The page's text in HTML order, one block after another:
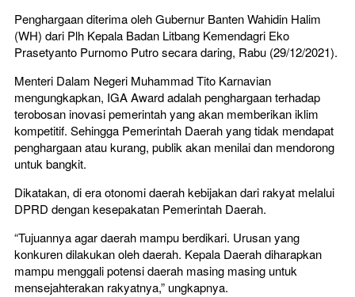
Penghargaan diterima oleh Gubernur Banten Wahidin Halim
(WH) dari Plh Kepala Badan Litbang Kemendagri Eko
Prasetyanto Purnomo Putro secara daring, Rabu (29/12/2021).
Menteri Dalam Negeri Muhammad Tito Karnavian
mengungkapkan, IGA Award adalah penghargaan terhadap
terobosan inovasi pemerintah yang akan memberikan iklim
kompetitif. Sehingga Pemerintah Daerah yang tidak mendapat
penghargaan atau kurang, publik akan menilai dan mendorong
untuk bangkit.
Dikatakan, di era otonomi daerah kebijakan dari rakyat melalui
DPRD dengan kesepakatan Pemerintah Daerah.
“Tujuannya agar daerah mampu berdikari. Urusan yang
konkuren dilakukan oleh daerah. Kepala Daerah diharapkan
mampu menggali potensi daerah masing masing untuk
mensejahterakan rakyatnya,” ungkapnya.